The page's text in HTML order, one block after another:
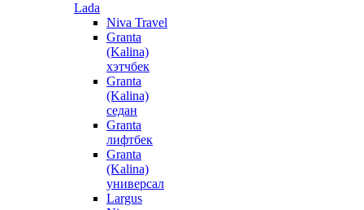
Lada
Niva Travel
Granta
(Kalina)
хэтчбек
Granta
(Kalina)
седан
Granta
лифтбек
Granta
(Kalina)
универсал
Largus